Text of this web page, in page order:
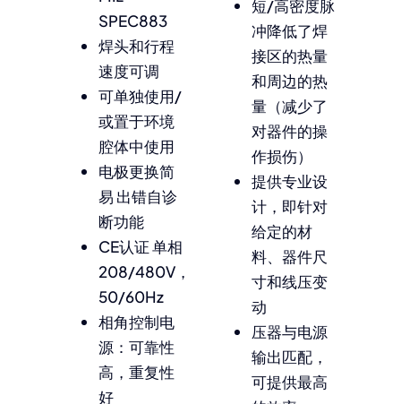
SPEC883
焊头和行程
速度可调
可单独使用/
或置于环境
腔体中使用
电极更换简
易 出错自诊
断功能
CE认证 单相
208/480V，
50/60Hz
相角控制电
源：可靠性
高，重复性
好
短/高密度脉
冲降低了焊
接区的热量
和周边的热
量（减少了
对器件的操
作损伤）
提供专业设
计，即针对
给定的材
料、器件尺
寸和线压变
动
压器与电源
输出匹配，
可提供最高